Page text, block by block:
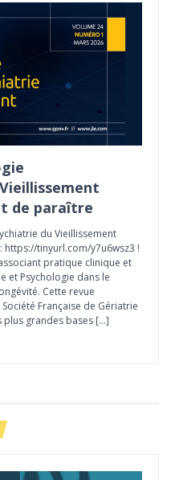
de paraître
du Vieillissement
tinyurl.com/y7u6wsz3 !
pratique clinique et
et Psychologie dans le
Cette revue
Française de Gériatrie
plus grandes bases […]